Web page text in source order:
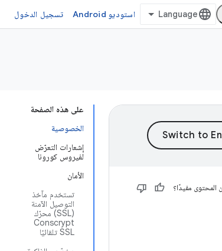
استوديو Android تسجيل الدخول
على هذه الصفحة
الخصوصية
إشعارات التعرّض
لفيروس كورونا
الأمان
تستخدم مآخذ
التوصيل الآمنة
(SSL) محرّك
Conscrypt
SSL تلقائيًا
المحتوى مفيدًا؟